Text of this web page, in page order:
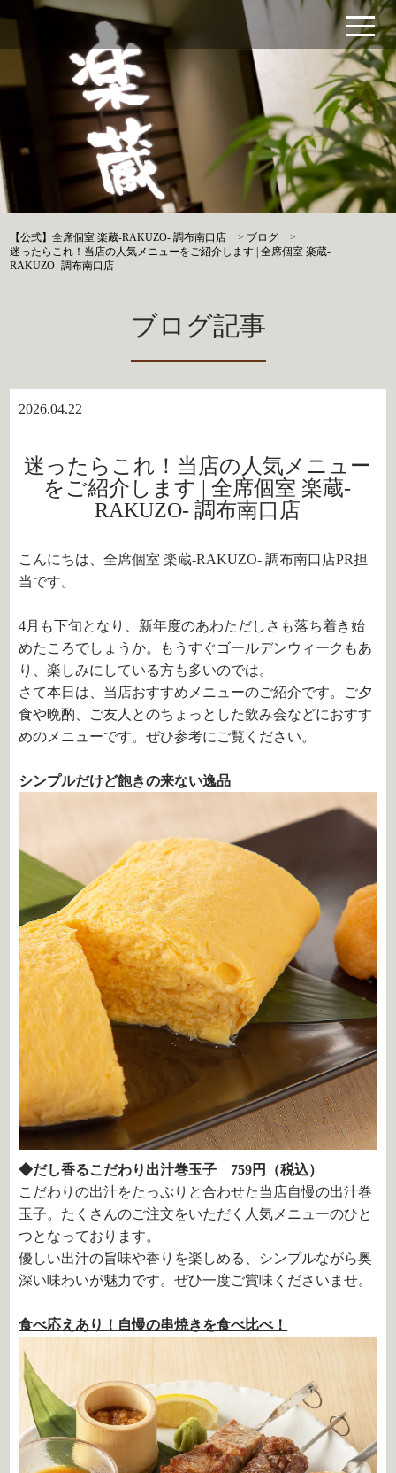
【公式】全席個室 楽蔵‐RAKUZO‐ 調布南口店 > ブログ
>
迷ったらこれ！当店の人気メニューをご紹介します | 全席個室 楽蔵‐
RAKUZO‐ 調布南口店
ブログ記事
2026.04.22
迷ったらこれ！当店の人気メニュー
をご紹介します | 全席個室 楽蔵‐
RAKUZO‐ 調布南口店
こんにちは、全席個室 楽蔵‐RAKUZO‐ 調布南口店PR担
当です。
4月も下旬となり、新年度のあわただしさも落ち着き始
めたころでしょうか。もうすぐゴールデンウィークもあ
り、楽しみにしている方も多いのでは。
さて本日は、当店おすすめメニューのご紹介です。ご夕
食や晩酌、ご友人とのちょっとした飲み会などにおすす
めのメニューです。ぜひ参考にご覧ください。
シンプルだけど飽きの来ない逸品
◆だし香るこだわり出汁巻玉子 759円（税込）
こだわりの出汁をたっぷりと合わせた当店自慢の出汁巻
玉子。たくさんのご注文をいただく人気メニューのひと
つとなっております。
優しい出汁の旨味や香りを楽しめる、シンプルながら奥
深い味わいが魅力です。ぜひ一度ご賞味くださいませ。
食べ応えあり！自慢の串焼きを食べ比べ！